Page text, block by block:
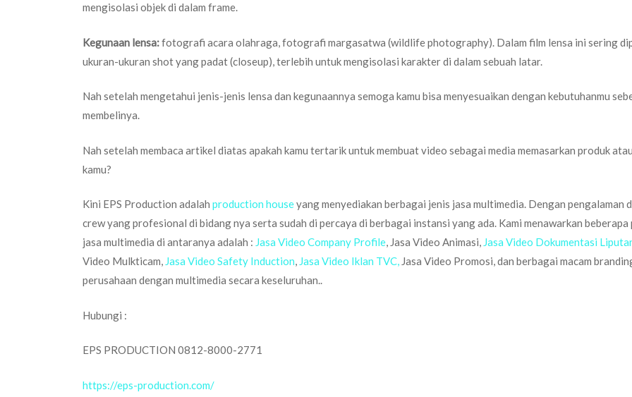
mengisolasi objek di dalam frame.
Kegunaan lensa:fotografi acara olahraga, fotografi margasatwa (wildlife photography). Dalam film lensa ini sering
ukuran-ukuran shot yang padat (closeup), terlebih untuk mengisolasi karakter di dalam sebuah latar.
Nah setelah mengetahui jenis-jenis lensa dan kegunaannya semoga kamu bisa menyesuaikan dengan kebutuhanmu
membelinya.
Nah setelah membaca artikel diatas apakah kamu tertarik untuk membuat video sebagai media memasarkan produk
kamu?
Kini EPS Production adalah production houseyang menyediakan berbagai jenis jasa multimedia. Dengan pengalaman
crew yang profesional di bidang nya serta sudah di percaya di berbagai instansi yang ada. Kami menawarkan beberapa
jasa multimedia di antaranya adalah : Jasa Video Company Profile, Jasa Video Animasi, Jasa Video Dokumentasi
Video Mulkticam, Jasa Video Safety Induction, Jasa Video Iklan TVC, Jasa Video Promosi, dan berbagai macam
perusahaan dengan multimedia secara keseluruhan..
Hubungi :
EPS PRODUCTION 0812-8000-2771
https://eps-production.com/